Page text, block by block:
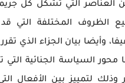
العناصر التي تشكل كل
الظروف المختلفة التي
وأيضا بيان الجزاء الذي
محور السياسة الجنائية التي
وذلك لتمييز بين الأفعال